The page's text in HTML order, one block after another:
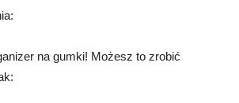
na gumki! Możesz to zrobić